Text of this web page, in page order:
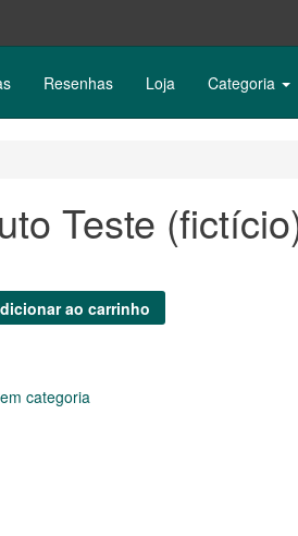
Resenhas Loja Categoria
Teste
ao carrinho
categoria